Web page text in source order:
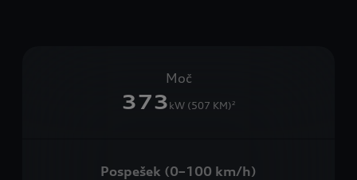
Moč
373 kW (507 KM)2
Pospešek (0–100 km/h)